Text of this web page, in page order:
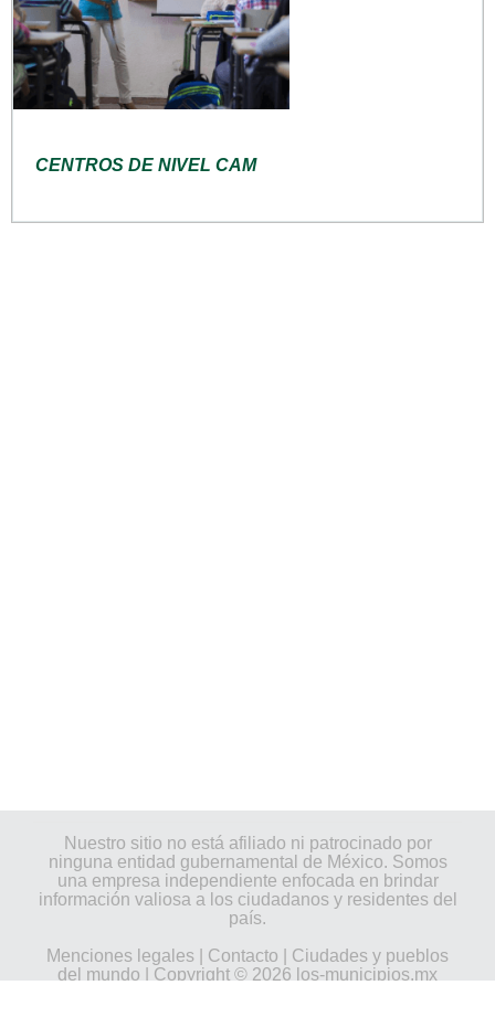
CENTROS DE NIVEL CAM
Nuestro sitio no está afiliado ni patrocinado por
ninguna entidad gubernamental de México. Somos
una empresa independiente enfocada en brindar
información valiosa a los ciudadanos y residentes del
país.
Menciones legales
Contacto
Ciudades y pueblos
del mundo | Copyright © 2026 los-municipios.mx